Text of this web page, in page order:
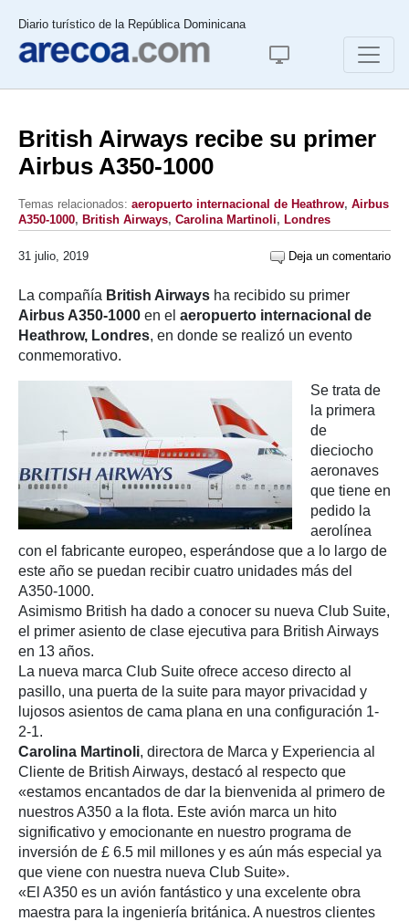
Diario turístico de la República Dominicana
British Airways recibe su primer
Airbus A350-1000
Temas relacionados: aeropuerto internacional de Heathrow, Airbus
A350-1000, British Airways, Carolina Martinoli, Londres
31 julio, 2019 Deja un comentario
La compañía British Airways ha recibido su primer
Airbus A350-1000 en el aeropuerto internacional de
Heathrow, Londres, en donde se realizó un evento
conmemorativo.
Se trata de
la primera
de
dieciocho
aeronaves
que tiene en
pedido la
aerolínea
con el fabricante europeo, esperándose que a lo largo de
este año se puedan recibir cuatro unidades más del
A350-1000.
Asimismo British ha dado a conocer su nueva Club Suite,
el primer asiento de clase ejecutiva para British Airways
en 13 años.
La nueva marca Club Suite ofrece acceso directo al
pasillo, una puerta de la suite para mayor privacidad y
lujosos asientos de cama plana en una configuración 1-
2-1.
Carolina Martinoli, directora de Marca y Experiencia al
Cliente de British Airways, destacó al respecto que
«estamos encantados de dar la bienvenida al primero de
nuestros A350 a la flota. Este avión marca un hito
significativo y emocionante en nuestro programa de
inversión de £ 6.5 mil millones y es aún más especial ya
que viene con nuestra nueva Club Suite».
«El A350 es un avión fantástico y una excelente obra
maestra para la ingeniería británica. A nuestros clientes